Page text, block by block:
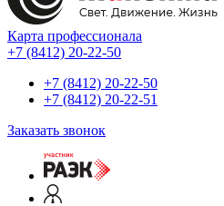
Карта профессионала
+7 (8412) 20-22-50
+7 (8412) 20-22-50
+7 (8412) 20-22-51
Заказать звонок